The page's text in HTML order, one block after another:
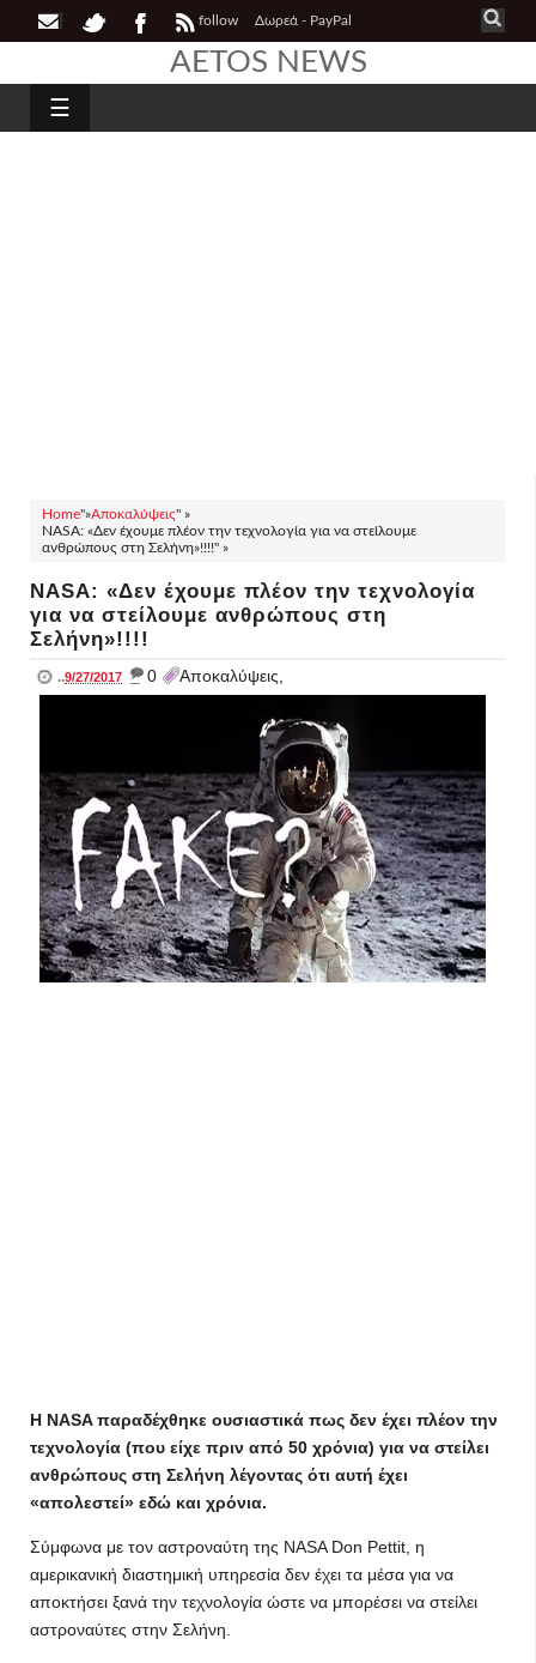
follow Δωρεά - PayPal
AETOS NEWS
☰
Home"»Αποκαλύψεις" »
NASA: «Δεν έχουμε πλέον την τεχνολογία για να στείλουμε
ανθρώπους στη Σελήνη»!!!!" »
NASA: «Δεν έχουμε πλέον την τεχνολογία
για να στείλουμε ανθρώπους στη
Σελήνη»!!!!
..9/27/2017 _ 0 Αποκαλύψεις,
Η NASA παραδέχθηκε ουσιαστικά πως δεν έχει πλέον την
τεχνολογία (που είχε πριν από 50 χρόνια) για να στείλει
ανθρώπους στη Σελήνη λέγοντας ότι αυτή έχει
«απολεστεί» εδώ και χρόνια.
Σύμφωνα με τον αστροναύτη της NASA Don Pettit, η
αμερικανική διαστημική υπηρεσία δεν έχει τα μέσα για να
αποκτήσει ξανά την τεχνολογία ώστε να μπορέσει να στείλει
αστροναύτες στην Σελήνη.